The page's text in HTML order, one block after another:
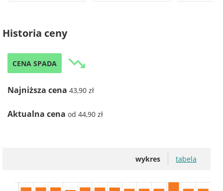
Historia ceny
CENA SPADA trending_down
Najniższa cena 43,90 zł
Aktualna cena od 44,90 zł
wykres tabela